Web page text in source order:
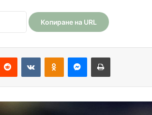
Копиране на URL
Reddit VKontakte Odnoklassniki Messenger Печат